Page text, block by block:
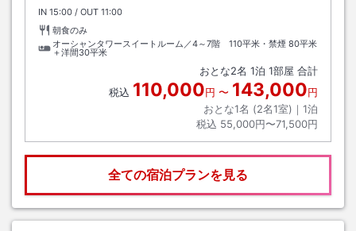
IN チェックイン
15:00 / OUT チェックアウト
11:00
朝食のみ
オーシャンタワースイートルーム／4～7階 110平米・禁煙 80平米
＋洋間30平米
おとな2名 1泊 1部屋 合計
税込 110,000円 〜 143,000円
おとな1名 (2名1室)｜ 1泊
税込 55,000円〜71,500円
全ての宿泊プランを見る